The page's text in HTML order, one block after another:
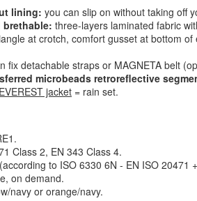
lining: you can slip on without taking off
brethable: three-layers laminated fabric
at crotch, comfort gusset at bottom
fix detachable straps or MAGNETA belt
microbeads retroreflective
EVEREST jacket = rain set.
Class 2, EN 343 Class 4.
to ISO 6330 6N - EN ISO 20471
on demand.
navy or orange/navy.